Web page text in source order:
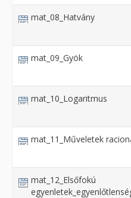
mat_08_Hatvány
mat_09_Gyök
mat_10_Logaritmus
mat_11_Műveletek
mat_12_Elsőfokú